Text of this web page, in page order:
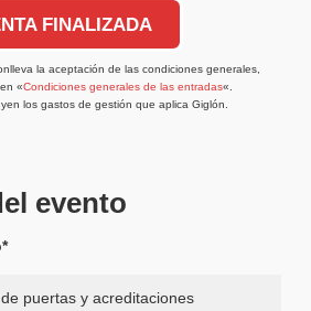
FINALIZADA
la aceptación de las condiciones generales,
«Condiciones generales de las entradas«.
los gastos de gestión que aplica Giglón.
evento
puertas y acreditaciones